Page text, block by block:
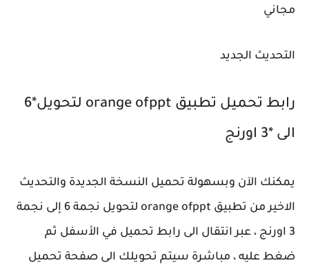
مجاني
التحديث الجديد
رابط تحميل تطبيق orange ofppt لتحويل*6
الى *3 اورنج
يمكنك الآن وبسهولة تحميل النسخة الجديدة والتحديث
الاخير من تطبيق orange ofppt لتحويل نجمة 6 إلى نجمة
3 اورنج ، عبر انتقال الى رابط تحميل في الأسفل ثم
ضغط عليه ، مباشرة سيتم تحويلك الى صفحة تحميل